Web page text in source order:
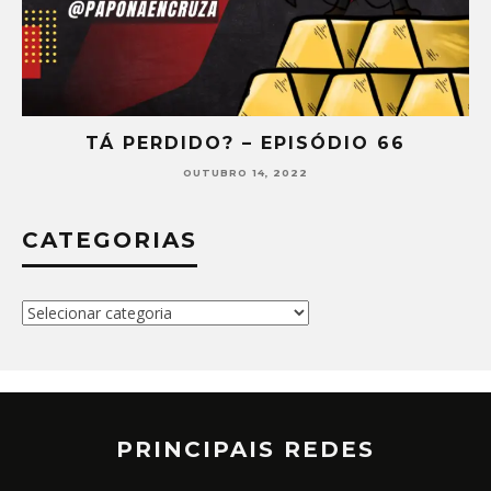
TÁ PERDIDO? – EPISÓDIO 66
OUTUBRO 14, 2022
CATEGORIAS
Categorias
PRINCIPAIS REDES